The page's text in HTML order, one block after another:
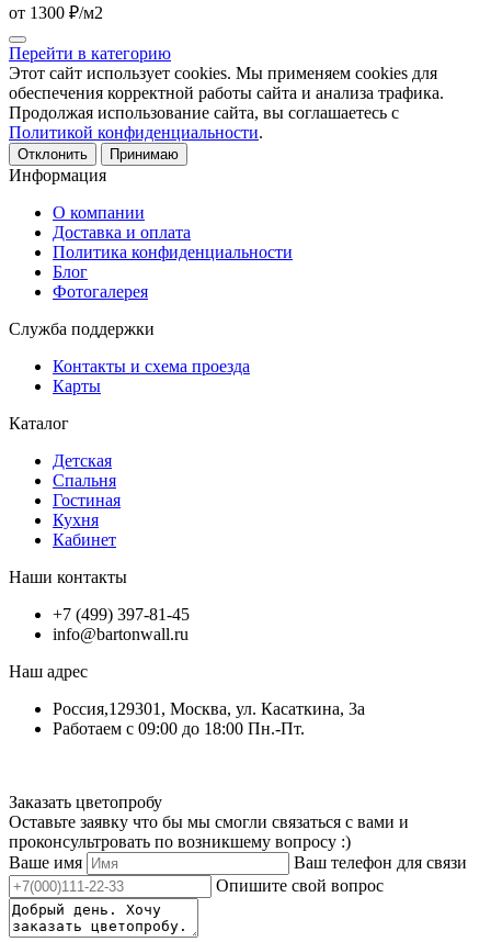
от 1300 ₽/м2
Перейти в категорию
Этот сайт использует cookies. Мы применяем cookies для
обеспечения корректной работы сайта и анализа трафика.
Продолжая использование сайта, вы соглашаетесь с
Политикой конфиденциальности.
Отклонить Принимаю
Информация
О компании
Доставка и оплата
Политика конфиденциальности
Блог
Фотогалерея
Служба поддержки
Контакты и схема проезда
Карты
Каталог
Детская
Спальня
Гостиная
Кухня
Кабинет
Наши контакты
+7 (499) 397-81-45
info@bartonwall.ru
Наш адрес
Россия,129301, Москва, ул. Касаткина, 3а
Работаем с 09:00 до 18:00 Пн.-Пт.
Заказать цветопробу
Оставьте заявку что бы мы смогли связаться с вами и
проконсультровать по возникшему вопросу :)
Ваше имя
Ваш телефон для связи
Опишите свой вопрос